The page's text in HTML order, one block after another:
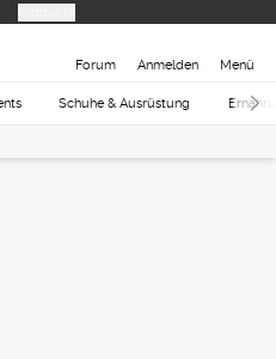
Forum Anmelden Menü
Schuhe & Ausrüstung